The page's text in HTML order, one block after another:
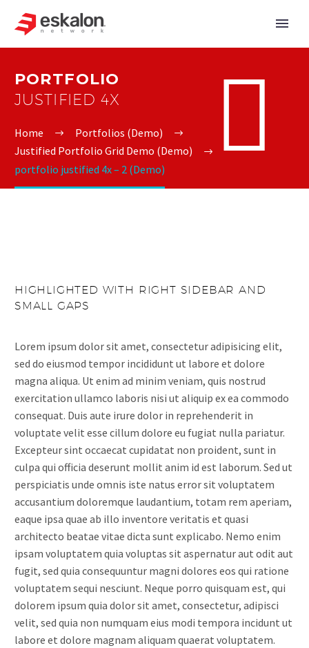


PORTFOLIO
JUSTIFIED 4X
Home
Portfolios (Demo)
Justified Portfolio Grid Demo (Demo)
portfolio justified 4x – 2 (Demo)
HIGHLIGHTED WITH RIGHT SIDEBAR AND
SMALL GAPS
Lorem ipsum dolor sit amet, consectetur adipisicing elit,
sed do eiusmod tempor incididunt ut labore et dolore
magna aliqua. Ut enim ad minim veniam, quis nostrud
exercitation ullamco laboris nisi ut aliquip ex ea commodo
consequat. Duis aute irure dolor in reprehenderit in
voluptate velit esse cillum dolore eu fugiat nulla pariatur.
Excepteur sint occaecat cupidatat non proident, sunt in
culpa qui officia deserunt mollit anim id est laborum. Sed ut
perspiciatis unde omnis iste natus error sit voluptatem
accusantium doloremque laudantium, totam rem aperiam,
eaque ipsa quae ab illo inventore veritatis et quasi
architecto beatae vitae dicta sunt explicabo. Nemo enim
ipsam voluptatem quia voluptas sit aspernatur aut odit aut
fugit, sed quia consequuntur magni dolores eos qui ratione
voluptatem sequi nesciunt. Neque porro quisquam est, qui
dolorem ipsum quia dolor sit amet, consectetur, adipisci
velit, sed quia non numquam eius modi tempora incidunt ut
labore et dolore magnam aliquam quaerat voluptatem.